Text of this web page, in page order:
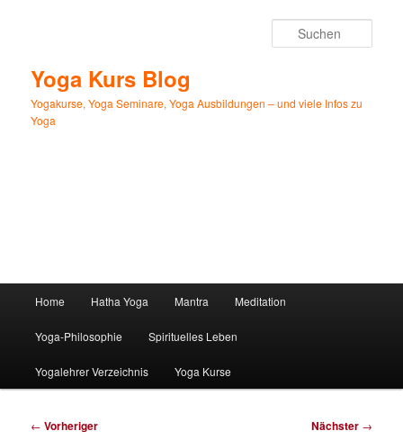
Yoga Kurs Blog
Yogakurse, Yoga Seminare, Yoga Ausbildungen – und viele Infos zu
Yoga
Home Hatha Yoga Mantra Meditation
Yoga-Philosophie Spirituelles Leben
Yogalehrer Verzeichnis Yoga Kurse
Beitragsnavigation
← Vorheriger Nächster →